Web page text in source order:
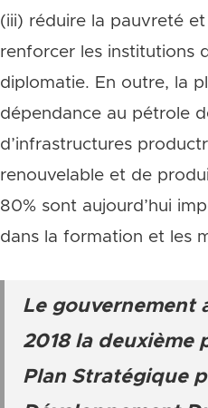
(iii) réduire la pauvreté
renforcer les institutions
diplomatie. En outre, la
dépendance au pétrole
d’infrastructures
renouvelable et de
80% sont aujourd’hui
dans la formation et les
Le gouvernement
2018 la deuxième
Plan Stratégique